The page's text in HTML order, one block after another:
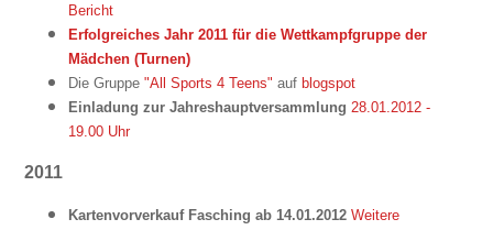
Bericht
Erfolgreiches Jahr 2011 für die Wettkampfgruppe der
Mädchen (Turnen)
Die Gruppe "All Sports 4 Teens" auf blogspot
Einladung zur Jahreshauptversammlung 28.01.2012 -
19.00 Uhr
2011
Kartenvorverkauf Fasching ab 14.01.2012 Weitere